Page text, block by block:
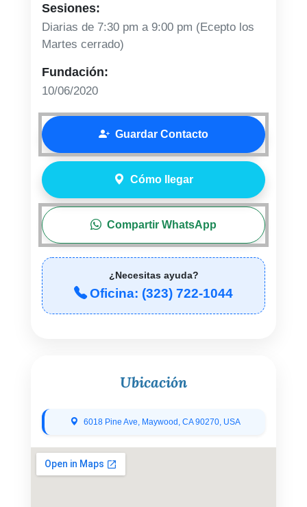
Sesiones:
Diarias de 7:30 pm a 9:00 pm (Ecepto los
Martes cerrado)
Fundación:
10/06/2020
Guardar Contacto
Cómo llegar
Compartir WhatsApp
¿Necesitas ayuda?
Oficina: (323) 722-1044
Ubicación
6018 Pine Ave, Maywood, CA 90270, USA